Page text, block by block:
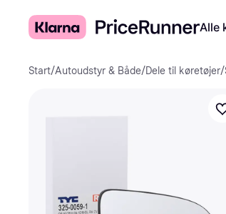
Alle
Start/Autoudstyr & Både/Dele til køretøjer/